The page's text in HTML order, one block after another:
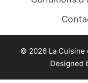
© 2026 La Cuisine
Designed